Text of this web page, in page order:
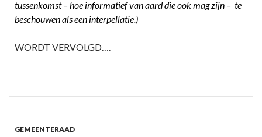
tussenkomst – hoe informatief van aard die ook mag zijn – te
beschouwen als een interpellatie.)
WORDT VERVOLGD….
GEMEENTERAAD